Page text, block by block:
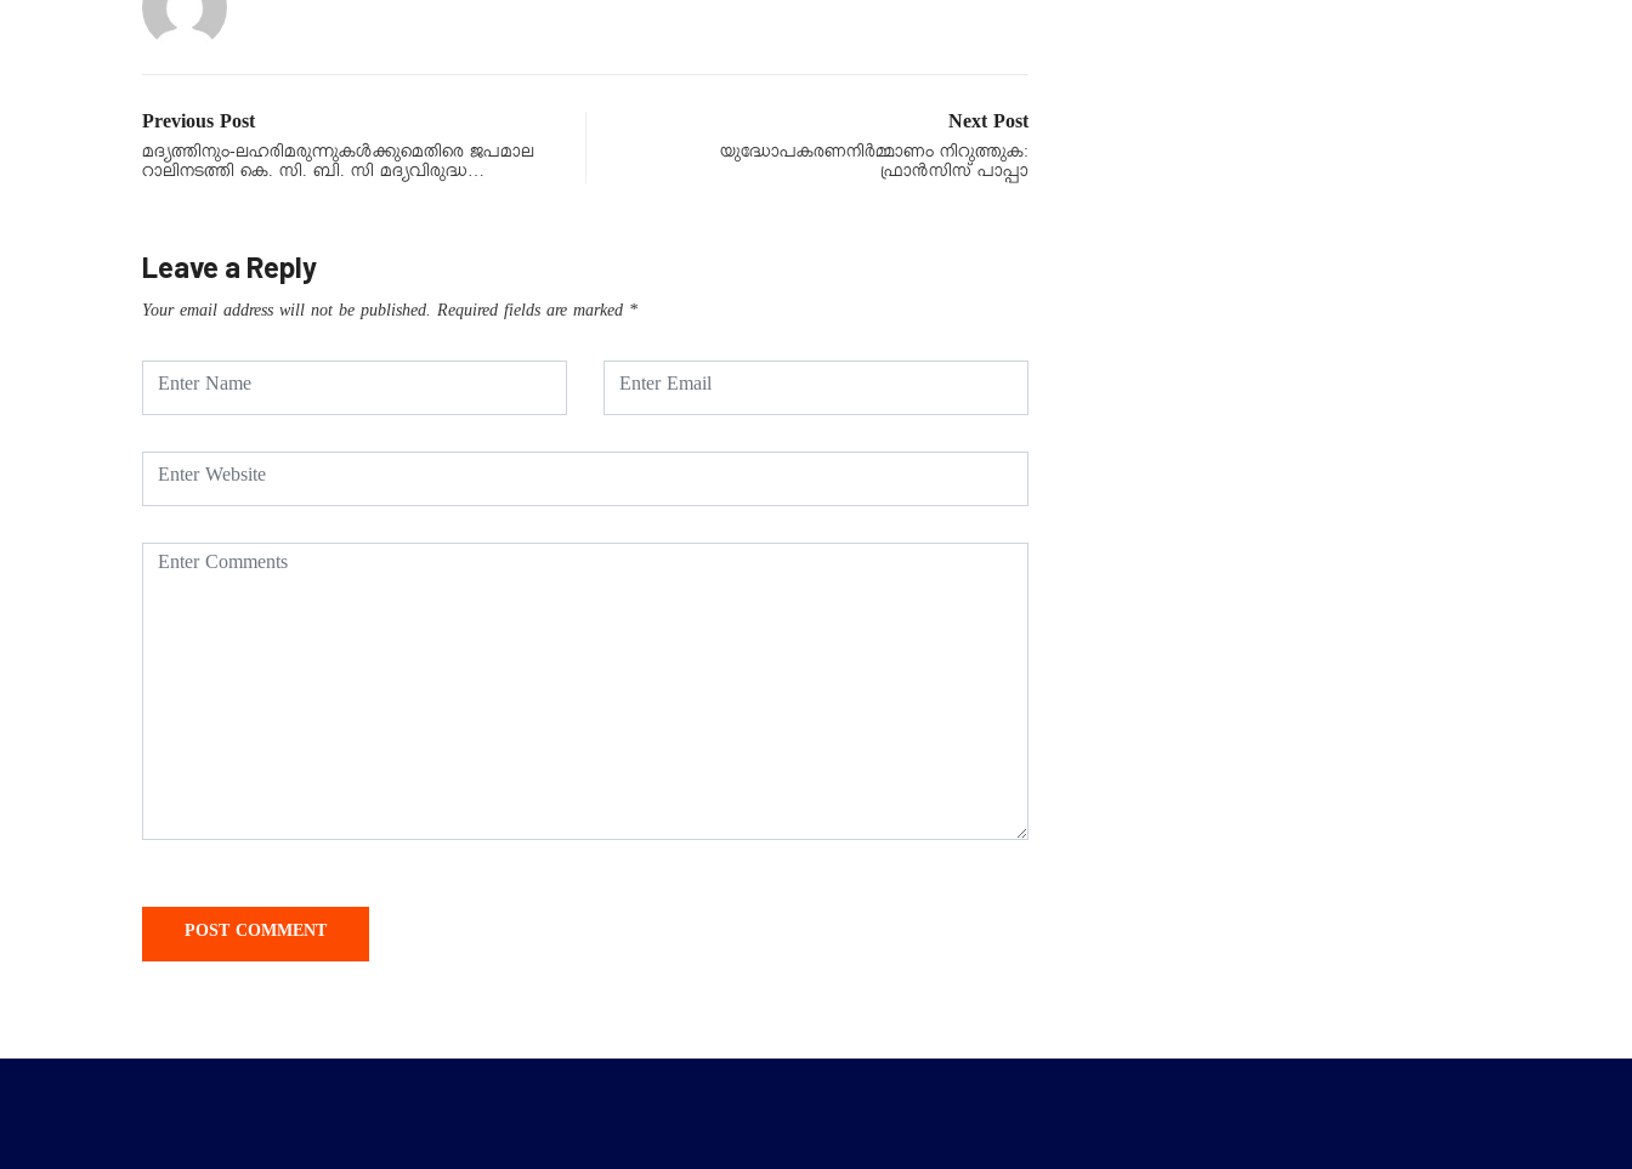
Previous Post
മദ്യത്തിനും-ലഹരിമരുന്നുകൾക്കുമെതിരെ ജപമാല
റാലിനടത്തി കെ. സി. ബി. സി മദ്യവിരുദ്ധ…
Next Post
യുദ്ധോപകരണനിർമ്മാണം നിറുത്തുക:
ഫ്രാൻസിസ് പാപ്പാ
Leave a Reply
Your email address will not be published. Required fields are marked *